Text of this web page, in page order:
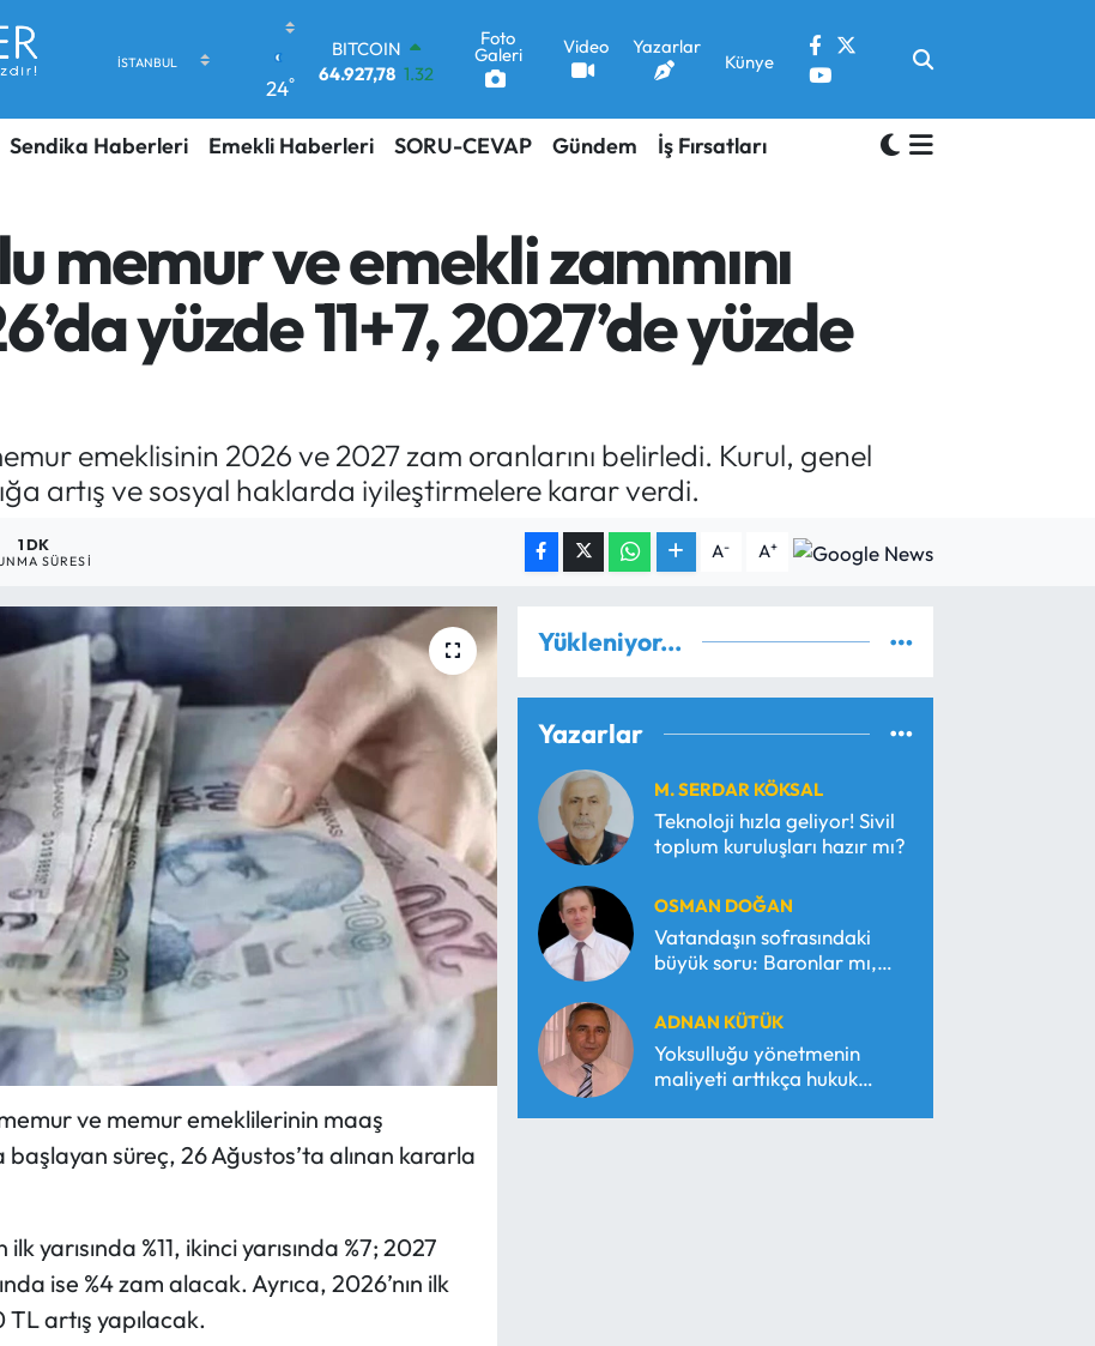
24°
DOLAR
47,5894 0.08
55,0398 -0.02
STERLİN
BİST100
13.703
BITCOIN
64.927,78
1.32
Foto
Galeri Video Yazarlar
Künye
Sendika Haberleri Emekli Haberleri SORU-CEVAP Gündem İş Fırsatları
memur ve emekli zammını
yüzde 11+7, 2027’de yüzde
emeklisinin 2026 ve 2027 zam oranlarını belirledi. Kurul, genel
artış ve sosyal haklarda iyileştirmelere karar verdi.
1 DK
SÜRESI A- A+
ve memur emeklilerinin maaş
başlayan süreç, 26 Ağustos’ta alınan kararla
yarısında %11, ikinci yarısında %7; 2027
ise %4 zam alacak. Ayrıca, 2026’nın ilk
artış yapılacak.
Yükleniyor...
Yazarlar
M. SERDAR KÖKSAL
Teknoloji hızla geliyor! Sivil
toplum kuruluşları hazır mı?
OSMAN DOĞAN
Vatandaşın sofrasındaki
büyük soru: Baronlar mı,
ADNAN KÜTÜK
Yoksulluğu yönetmenin
maliyeti arttıkça hukuk